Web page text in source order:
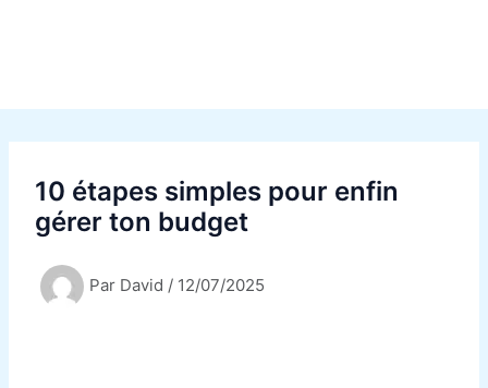
10 étapes simples pour enfin
gérer ton budget
Par David / 12/07/2025